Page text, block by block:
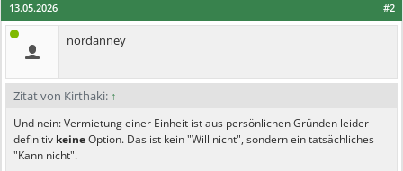
#2
13.05.2026
nordanney
Zitat von Kirthaki: ↑
Und nein: Vermietung einer Einheit ist aus persönlichen Gründen leider
definitiv keineOption. Das ist kein "Will nicht", sondern ein tatsächliches
"Kann nicht".